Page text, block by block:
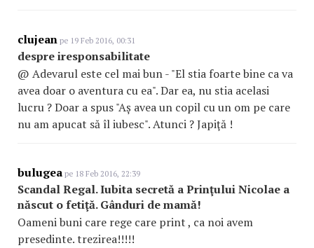
clujean pe 19 Feb 2016, 00:31
despre iresponsabilitate
@ Adevarul este cel mai bun - "El stia foarte bine ca va
avea doar o aventura cu ea". Dar ea, nu stia acelasi
lucru ? Doar a spus "Aș avea un copil cu un om pe care
nu am apucat să îl iubesc". Atunci ? Japiţă !
bulugea pe 18 Feb 2016, 22:39
Scandal Regal. Iubita secretă a Prinţului Nicolae a
născut o fetiţă. Gânduri de mamă!
Oameni buni care rege care print , ca noi avem
presedinte. trezirea!!!!!